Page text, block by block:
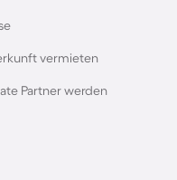
vermieten
Partner werden